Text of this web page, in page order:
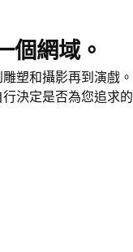
個網域。
塑和攝影再到演戲
決定是否為您追求